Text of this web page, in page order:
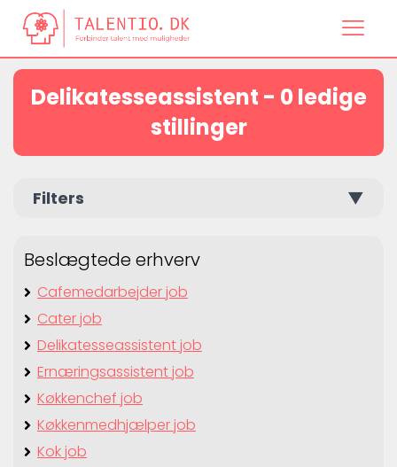
Delikatesseassistent - 0 ledige
stillinger
Filters ▼
Beslægtede erhverv
Cafemedarbejder job
Cater job
Delikatesseassistent job
Ernæringsassistent job
Køkkenchef job
Køkkenmedhjælper job
Kok job